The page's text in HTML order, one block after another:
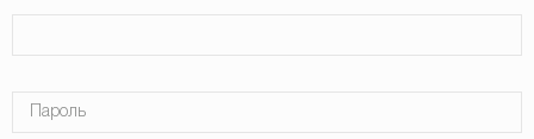
Сопутствующие товары
Пароль